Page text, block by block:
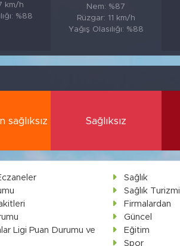
km/h
%88
Nem: %87
Rüzgar: 11 km/h
Yağış Olasılığı: %88
sağlıksız Sağlıksız
Ligi Puan Durumu ve
Sağlık
Sağlık Turizmi
Firmalardan
Güncel
Eğitim
Spor